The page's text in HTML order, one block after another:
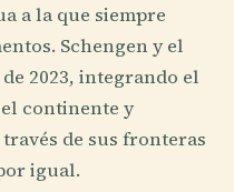
a la que siempre
Schengen y el
2023, integrando el
continente y
de sus fronteras
igual.